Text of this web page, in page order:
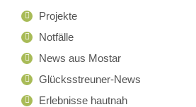
Projekte
Notfälle
News aus Mostar
Glücksstreuner-News
Erlebnisse hautnah